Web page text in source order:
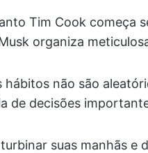
Tim Cook começa
organiza
hábitos não são
de decisões
suas manhãs e